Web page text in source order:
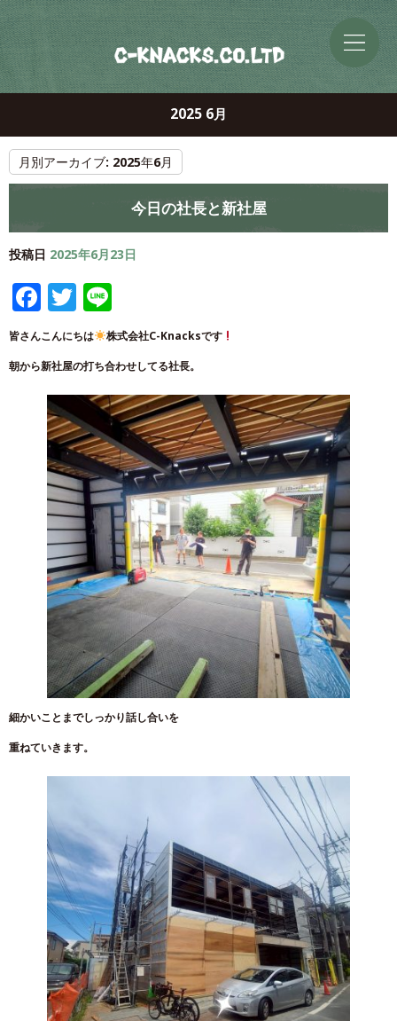
2025 6月
月別アーカイブ: 2025年6月
今日の社長と新社屋
投稿日 2025年6月23日
Facebook
Twitter
皆さんこんにちは
株式会社C-Knacksです
朝から新社屋の打ち合わせしてる社長。
細かいことまでしっかり話し合いを
重ねていきます。